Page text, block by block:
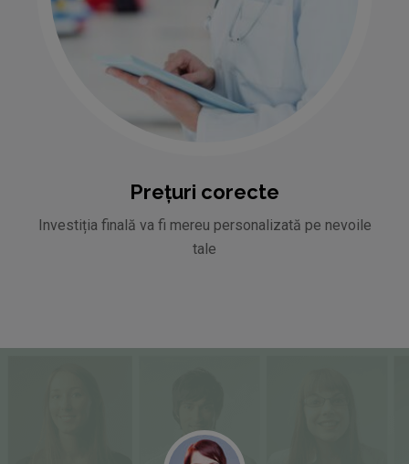
Prețuri corecte
Investiția finală va fi mereu personalizată pe nevoile
tale